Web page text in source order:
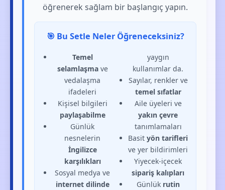
öğrenerek sağlam bir başlangıç yapın.
🎯 Bu Setle Neler Öğreneceksiniz?
Temel
selamlaşmave
vedalaşma
ifadeleri
Kişisel bilgileri
paylaşabilme
Günlük
nesnelerin
İngilizce
karşılıkları
Sosyal medya ve
internet dilinde
yaygın
kullanımlar da.
Sayılar, renkler ve
temel sıfatlar
Aile üyeleri ve
yakın çevre
tanımlamaları
Basityön tarifleri
ve yer bildirimleri
Yiyecek-içecek
sipariş kalıpları
Günlük rutin